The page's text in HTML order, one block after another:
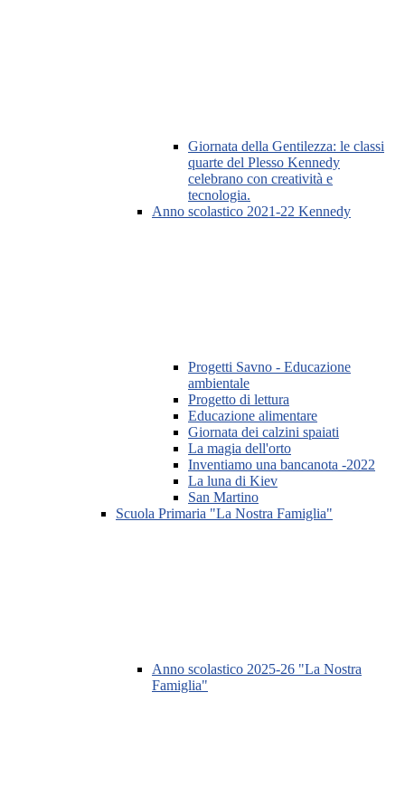
Giornata della Gentilezza: le classi
quarte del Plesso Kennedy
celebrano con creatività e
tecnologia.
Anno scolastico 2021-22 Kennedy
Progetti Savno - Educazione
ambientale
Progetto di lettura
Educazione alimentare
Giornata dei calzini spaiati
La magia dell'orto
Inventiamo una bancanota -2022
La luna di Kiev
San Martino
Scuola Primaria "La Nostra Famiglia"
Anno scolastico 2025-26 "La Nostra
Famiglia"